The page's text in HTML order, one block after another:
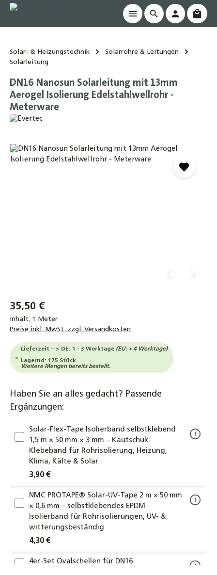
springen
Solar- & Heizungstechnik
Solarrohre & Leitungen
Solarleitung
DN16 Nanosun Solarleitung mit 13mm
Aerogel Isolierung Edelstahlwellrohr -
Meterware
Bildergalerie überspringen
35,50 €
Inhalt: 1 Meter
Preise inkl. MwSt. zzgl. Versandkosten
Lieferzeit --> DE: 1 - 3 Werktage (EU: + 4 Werktage)
Lagernd: 175 Stück
Weitere Mengen bereits bestellt.
Haben Sie an alles gedacht? Passende
Ergänzungen:
Solar-Flex-Tape Isolierband selbstklebend
1,5 m × 50 mm × 3 mm – Kautschuk-
Klebeband für Rohrisolierung, Heizung,
Klima, Kälte & Solar
3,90 €
NMC PROTAPE® Solar-UV-Tape 2 m × 50 mm
× 0,6 mm – selbstklebendes EPDM-
Isolierband für Rohrisolierungen, UV- &
witterungsbeständig
4,30 €
4er-Set Ovalschellen für DN16